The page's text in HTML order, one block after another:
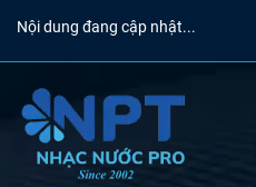
Nội dung đang cập nhật...